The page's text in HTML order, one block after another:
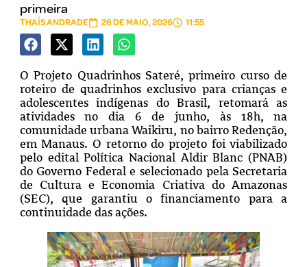
primeira
THAÍS ANDRADE 26 DE MAIO, 2026 11:55
O Projeto Quadrinhos Sateré, primeiro curso de
roteiro de quadrinhos exclusivo para crianças e
adolescentes indígenas do Brasil, retomará as
atividades no dia 6 de junho, às 18h, na
comunidade urbana Waikiru, no bairro Redenção,
em Manaus. O retorno do projeto foi viabilizado
pelo edital Política Nacional Aldir Blanc (PNAB)
do Governo Federal e selecionado pela Secretaria
de Cultura e Economia Criativa do Amazonas
(SEC), que garantiu o financiamento para a
continuidade das ações.